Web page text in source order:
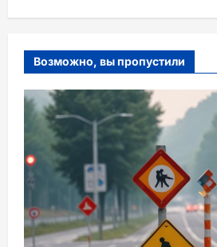
Возможно, вы пропустили